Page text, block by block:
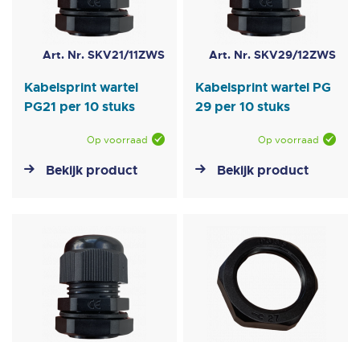
Art. Nr. SKV21/11ZWS
Kabelsprint wartel
PG21 per 10 stuks
Op voorraad
Bekijk product
Art. Nr. SKV29/12ZWS
Kabelsprint wartel PG
29 per 10 stuks
Op voorraad
Bekijk product